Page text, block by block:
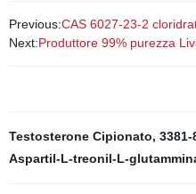
Previous:CAS 6027-23-2
Next:Produttore 99% purezza
Testosterone Cipionato, 3381-
Aspartil-L-treonil-L-